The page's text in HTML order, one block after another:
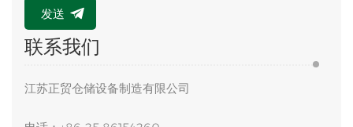
发送
联系我们
江苏正贸仓储设备制造有限公司